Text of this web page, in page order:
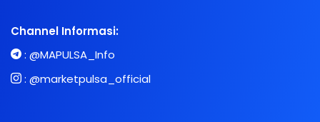
Channel Informasi:
: @MAPULSA_Info
: @marketpulsa_official